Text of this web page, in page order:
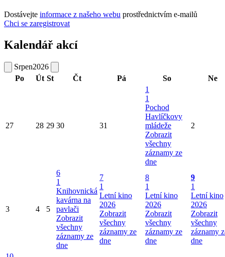
Dostávejte informace z našeho webu prostřednictvím e-mailů
Chci se zaregistrovat
Kalendář akcí
Srpen2026
Po
Út St Čt Pá So Ne
27 28 29 30 31
1
1
Pochod
Havlíčkovy
mládeže
Zobrazit
všechny
záznamy ze
dne
2
3 4 5
6
1
Knihovnická
kavárna na
pavlači
Zobrazit
všechny
záznamy ze
dne
7
1
Letní kino
2026
Zobrazit
všechny
záznamy ze
dne
8
1
Letní kino
2026
Zobrazit
všechny
záznamy ze
dne
9
1
Letní kino
2026
Zobrazit
všechny
záznamy
dne